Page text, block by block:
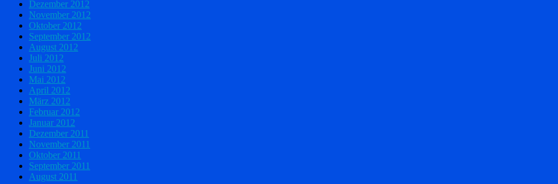
Dezember 2012
November 2012
Oktober 2012
September 2012
August 2012
Juli 2012
Juni 2012
Mai 2012
April 2012
März 2012
Februar 2012
Januar 2012
Dezember 2011
November 2011
Oktober 2011
September 2011
August 2011